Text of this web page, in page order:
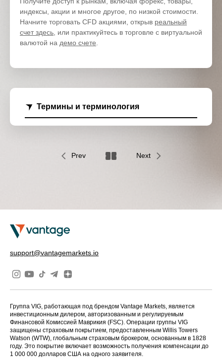
индексы, акции и многое другое, по низкой стоимости.
Начните торговать CFD акциями, открыв реальный
счет здесь , или практикуйтесь в торговле с виртуальной
валютой на демо счете
Термины и терминология
Prev Next
support@vantagemarkets.io
Группа VIG, работающая под брендом Vantage Markets, является
инвестиционным дилером, авторизованным и регулируемым
Финансовой Комиссией Маврикия (FSC). Операции группы VIG
защищены страховым покрытием, предоставленным Willis Towers
Watson (WTW), глобальным страховым брокером, основанным в 1828
году. Это покрытие включает возможность получения компенсации до
1 000 000 долларов США на одного заявителя.